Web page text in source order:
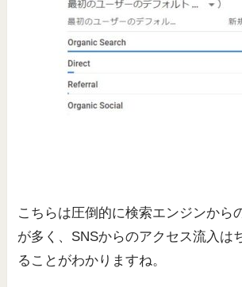
こちらは圧倒的に検索エンジンから
が多く、SNSからのアクセス流入は
ることがわかりますね。